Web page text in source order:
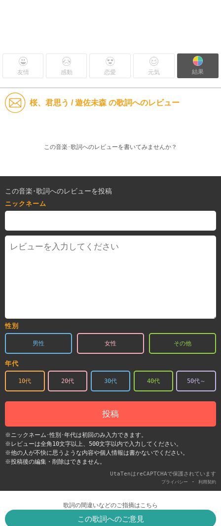
友情 感動 恋愛 元気 結果
桜、君思う / 遊佐未森 の歌詞へのレビュー
この音楽･歌詞へのレビューを書いてみませんか？
この音楽･歌詞へのレビューを投稿
ニックネーム
性別
男性 女性 その他
年代
10代 20代 30代 40代 50代～
投稿
※ニックネーム･性別･年代は初回のみ入力できます。
※レビューは全角10文字以上、500文字以内で入力してください。
※他の人が不快に思うような内容や個人情報は書かないでください。
※投稿後の編集・削除はできません。
UtaTenはreCAPTCHAで保護されています
プライバシー - 利用契約
歌詞の間違いなどのご指摘はこちら
この歌詞へのご意見